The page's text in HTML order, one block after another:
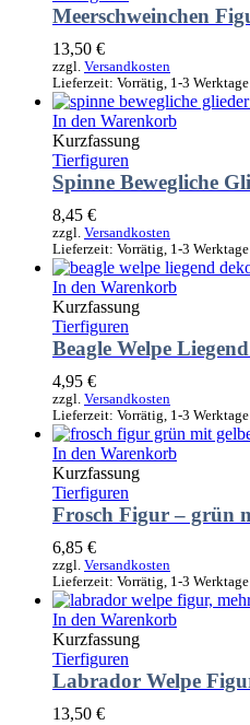
Meerschweinchen
13,50 €
zzgl. Versandkosten
Lieferzeit: Vorrätig, 1-3 Werktage
In den Warenkorb
Kurzfassung
Tierfiguren
Spinne Bewegliche
8,45 €
zzgl. Versandkosten
Lieferzeit: Vorrätig, 1-3 Werktage
In den Warenkorb
Kurzfassung
Tierfiguren
Beagle Welpe
4,95 €
zzgl. Versandkosten
Lieferzeit: Vorrätig, 1-3 Werktage
In den Warenkorb
Kurzfassung
Tierfiguren
Frosch Figur – grün
6,85 €
zzgl. Versandkosten
Lieferzeit: Vorrätig, 1-3 Werktage
In den Warenkorb
Kurzfassung
Tierfiguren
Labrador Welpe
13,50 €